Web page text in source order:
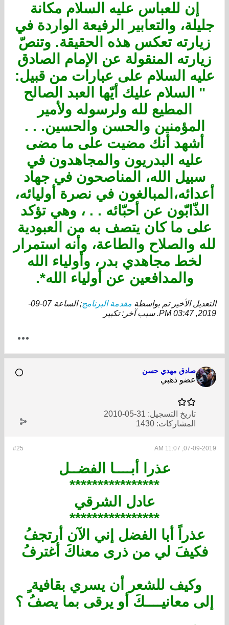
إن للعباس عليه السلام مكانة
جليلة، والتعابير الرفيعة الواردة في
زيارته تعكس هذه الحقيقة. وتنصّ
زيارته المنقولة عن الإمام الصادق
عليه السلام على عبارات من قبيل:
" السلام عليك أيّها العبد الصالح
المطيع لله ولرسوله ولأمير
المؤمنين والحسن والحسين. . .
أشهد أنك مضيت على ما مضى
عليه البدريون والمجاهدون في
سبيل الله، المناصحون في جهاد
أعدائه،المبالغون في نصرة أوليائه،
الذّابّون عن أحبّائه . . ، وهي تؤكد
على ما كان يتصف به من العبودية
لله والصلاح والطاعة، وأنه استمرار
لخط مجاهدي بدر، وأولياء الله
والمدافعين عن أولياء الله*.
التعديل الأخير تم بواسطة مقدمة البرنامج; الساعة
07-09-
2019, 03:47 PM
.سبب آخر:تكبير
صادق مهدي حسن
عضو ذهبي
تاريخ التسجيل: 31-05-2010
المشاركات: 1430
#25 07-09-2019, 11:07 AM
عذرا أبــــا الفضــل
****************
عادل الشرقي
****************
عذراً أبا الفضل إني الآن أرتجفُ
فكيفَ لي من ذرى معناكَ أغترفُ
وكيف للشعر أن يسري بقافية ٍ
إلى معانيــــكَ أو يرقى بما يصفُ ؟